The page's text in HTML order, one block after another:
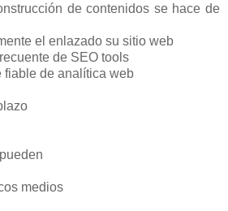
de contenidos se hace de
el enlazado su sitio web
de SEO tools
fiable de analítica web
medios